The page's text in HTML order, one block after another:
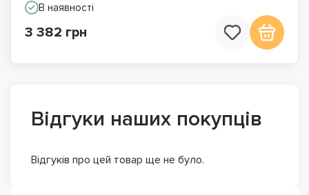
В наявності
3 382 грн
Відгуки наших покупців
Відгуків про цей товар ще не було.